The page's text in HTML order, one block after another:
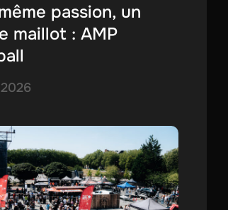
passion, un
maillot : AMP